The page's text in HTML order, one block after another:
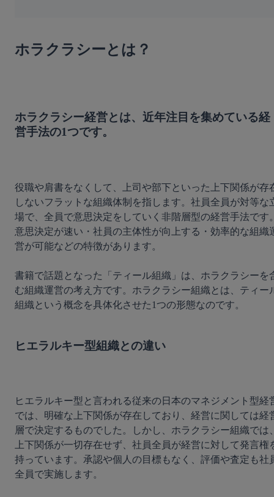
ホラクラシーとは？
ホラクラシー経営とは、近年注目を集めている経
営手法の1つです。
役職や肩書をなくして、上司や部下といった上下関係が存
しないフラットな組織体制を指します。社員全員が対等な
場で、全員で意思決定をしていく非階層型の経営手法です
意思決定が速い・社員の主体性が向上する・効率的な組織
営が可能などの特徴があります。
書籍で話題となった「ティール組織」は、ホラクラシーを
む組織運営の考え方です。ホラクラシー組織とは、ティー
組織という概念を具体化させた1つの形態なのです。
ヒエラルキー型組織との違い
ヒエラルキー型と言われる従来の日本のマネジメント型経
では、明確な上下関係が存在しており、経営に関しては経
層で決定するものでした。しかし、ホラクラシー組織では
上下関係が一切存在せず、社員全員が経営に対して発言権
持っています。承認や個人の目標もなく、評価や査定も社
全員で実施します。